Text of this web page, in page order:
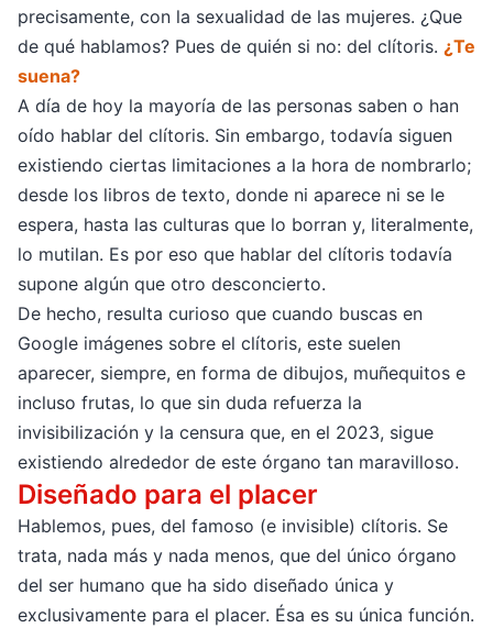
precisamente, con la sexualidad de las mujeres. ¿Que
de qué hablamos? Pues de quién si no: del clítoris. ¿Te
suena?
A día de hoy la mayoría de las personas saben o han
oído hablar del clítoris. Sin embargo, todavía siguen
existiendo ciertas limitaciones a la hora de nombrarlo;
desde los libros de texto, donde ni aparece ni se le
espera, hasta las culturas que lo borran y, literalmente,
lo mutilan. Es por eso que hablar del clítoris todavía
supone algún que otro desconcierto.
De hecho, resulta curioso que cuando buscas en
Google imágenes sobre el clítoris, este suelen
aparecer, siempre, en forma de dibujos, muñequitos e
incluso frutas, lo que sin duda refuerza la
invisibilización y la censura que, en el 2023, sigue
existiendo alrededor de este órgano tan maravilloso.
Diseñado para el placer
Hablemos, pues, del famoso (e invisible) clítoris. Se
trata, nada más y nada menos, que del único órgano
del ser humano que ha sido diseñado única y
exclusivamente para el placer. Ésa es su única función.